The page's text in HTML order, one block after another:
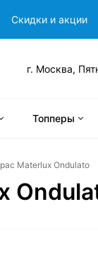
Скидки и акции
г. Москва,
Топперы
Materlux Ondulato